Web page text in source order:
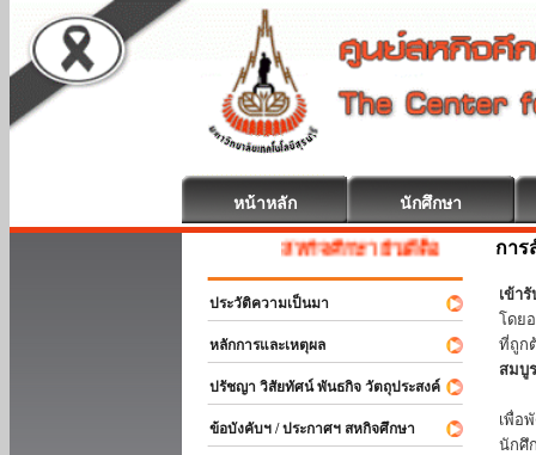
หน้าหลัก นักศึกษา
สหกิจศึกษา ยินดีต้อนรับ
ประวัติความเป็นมา
หลักการและเหตุผล
ปรัชญา วิสัยทัศน์ พันธกิจ วัตถุประสงค์
ข้อบังคับฯ / ประกาศฯ สหกิจศึกษา
การ
เข้า
โดย
ที่ถูก
สมบู
เพื่อ
นักศึ